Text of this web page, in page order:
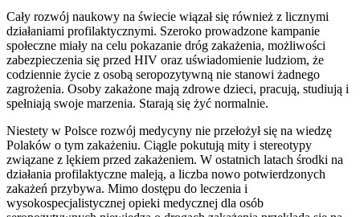
Cały rozwój naukowy na świecie wiązał się również z licznymi
działaniami profilaktycznymi. Szeroko prowadzone kampanie
społeczne miały na celu pokazanie dróg zakażenia, możliwości
zabezpieczenia się przed HIV oraz uświadomienie ludziom, że
codziennie życie z osobą seropozytywną nie stanowi żadnego
zagrożenia. Osoby zakażone mają zdrowe dzieci, pracują, studiują i
spełniają swoje marzenia. Starają się żyć normalnie.
Niestety w Polsce rozwój medycyny nie przełożył się na wiedzę
Polaków o tym zakażeniu. Ciągle pokutują mity i stereotypy
związane z lękiem przed zakażeniem. W ostatnich latach środki na
działania profilaktyczne maleją, a liczba nowo potwierdzonych
zakażeń przybywa. Mimo dostępu do leczenia i
wysokospecjalistycznej opieki medycznej dla osób